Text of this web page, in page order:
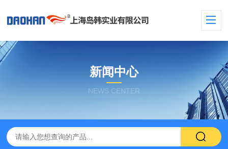
新闻中心
NEWS CENTER